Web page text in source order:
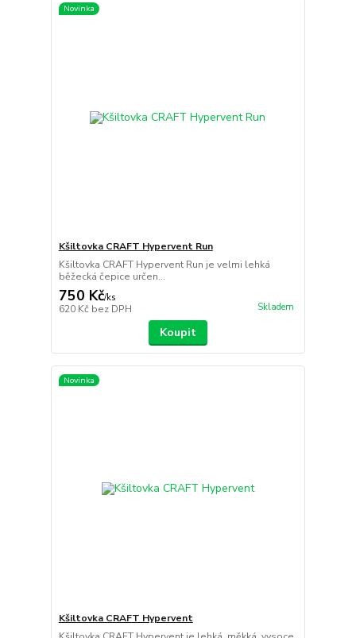
Novinka
Kšiltovka CRAFT Hypervent Run
Kšiltovka CRAFT Hypervent Run je velmi lehká
běžecká čepice určen...
750 Kč/ks
620 Kč bez DPH Skladem
Koupit
Novinka
Kšiltovka CRAFT Hypervent